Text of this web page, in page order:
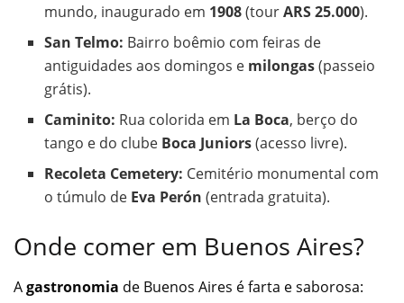
mundo, inaugurado em 1908(tourARS 25.000).
San Telmo: Bairro boêmio com feiras de
antiguidades aos domingos e milongas(passeio
grátis).
Caminito: Rua colorida em La Boca, berço do
tango e do clube Boca Juniors(acesso livre).
Recoleta Cemetery: Cemitério monumental com
o túmulo de Eva Perón (entrada gratuita).
Onde comer em Buenos Aires?
Agastronomia de Buenos Aires é farta e saborosa: